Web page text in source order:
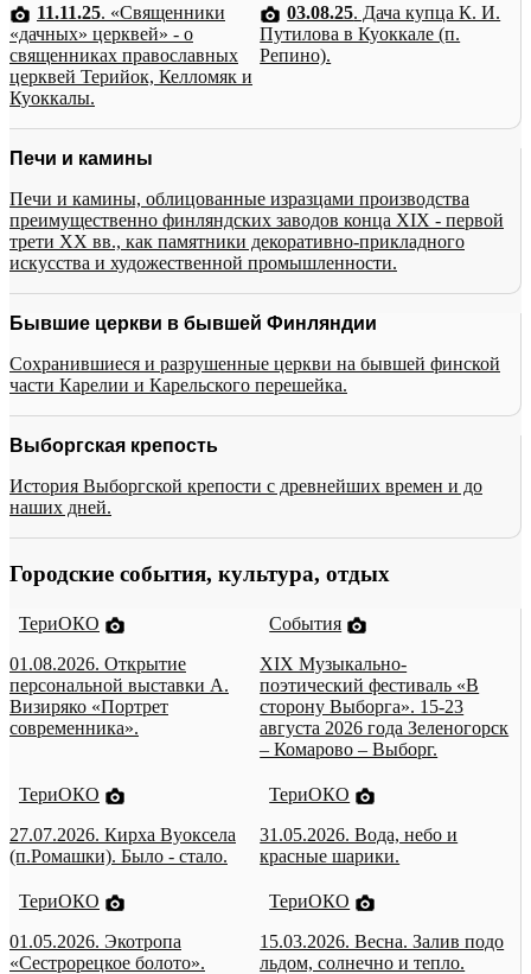
11.11.25. «Священники
«дачных» церквей» - о
священниках православных
церквей Терийок, Келломяк и
Куоккалы.
03.08.25. Дача купца К. И.
Путилова в Куоккале (п.
Репино).
Печи и камины
Печи и камины, облицованные изразцами производства
преимущественно финляндских заводов конца XIX - первой
трети XX вв., как памятники декоративно-прикладного
искусства и художественной промышленности.
Бывшие церкви в бывшей Финляндии
Сохранившиеся и разрушенные церкви на бывшей финской
части Карелии и Карельского перешейка.
Выборгская крепость
История Выборгской крепости с древнейших времен и до
наших дней.
Городские события, культура, отдых
ТериОКО
01.08.2026. Открытие
персональной выставки А.
Визиряко «Портрет
современника».
События
XIX Музыкально-
поэтический фестиваль «В
сторону Выборга». 15-23
августа 2026 года Зеленогорск
– Комарово – Выборг.
ТериОКО
27.07.2026. Кирха Вуоксела
(п.Ромашки). Было - стало.
ТериОКО
31.05.2026. Вода, небо и
красные шарики.
ТериОКО
01.05.2026. Экотропа
«Сестрорецкое болото».
ТериОКО
15.03.2026. Весна. Залив подо
льдом, солнечно и тепло.